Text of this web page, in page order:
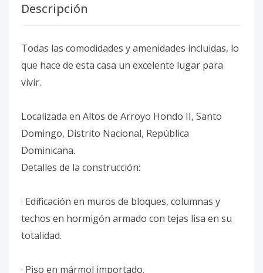
Descripción
Todas las comodidades y amenidades incluidas, lo
que hace de esta casa un excelente lugar para
vivir.
Localizada en Altos de Arroyo Hondo II, Santo
Domingo, Distrito Nacional, República
Dominicana.
Detalles de la construcción:
· Edificación en muros de bloques, columnas y
techos en hormigón armado con tejas lisa en su
totalidad.
· Piso en mármol importado.